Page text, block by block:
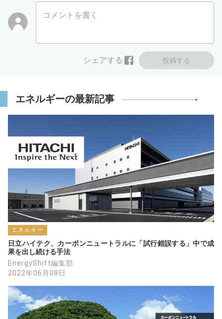
コメントを書く
投稿する
シェアする
エネルギーの最新記事
エネルギー
日立ハイテク、カーボンニュートラルに「試行錯誤する」中で成
果を出し続ける手法
EnergyShift編集部
2022年06月08日